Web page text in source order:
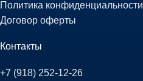
Политика конфиденциальности
Договор оферты
Контакты
+7 (918) 252-12-26